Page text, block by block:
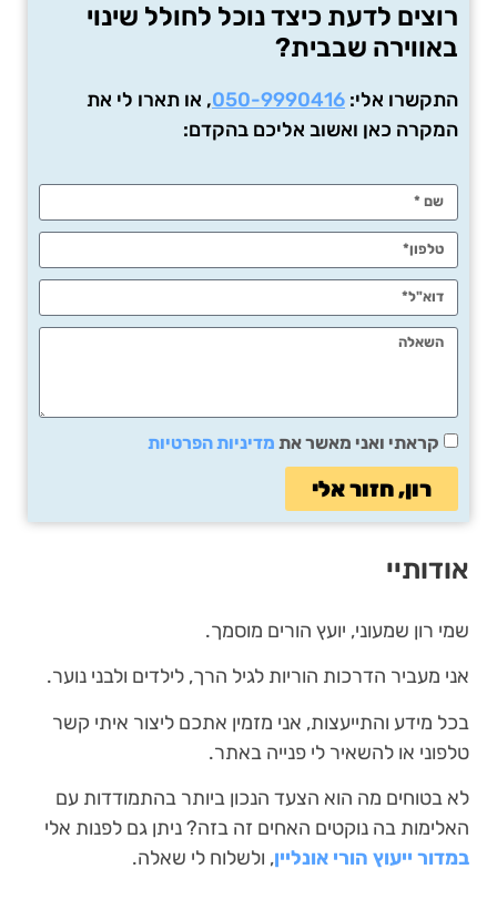
רוצים לדעת כיצד נוכל לחולל שינוי
באווירה שבבית?
התקשרו אלי: 050-9990416, או תארו לי את
המקרה כאן ואשוב אליכם בהקדם:
קראתי ואני מאשר את מדיניות הפרטיות
רון, חזור אלי
אודותיי
שמי רון שמעוני, יועץ הורים מוסמך.
אני מעביר הדרכות הוריות לגיל הרך, לילדים ולבני נוער.
בכל מידע והתייעצות, אני מזמין אתכם ליצור איתי קשר
טלפוני או להשאיר לי פנייה באתר.
לא בטוחים מה הוא הצעד הנכון ביותר בהתמודדות עם
האלימות בה נוקטים האחים זה בזה? ניתן גם לפנות אלי
במדור ייעוץ הורי אונליין, ולשלוח לי שאלה.